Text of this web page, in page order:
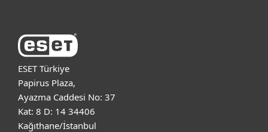
ESET Türkiye
Papirus Plaza,
Ayazma Caddesi No: 37
Kat: 8 D: 14 34406
Kağıthane/İstanbul